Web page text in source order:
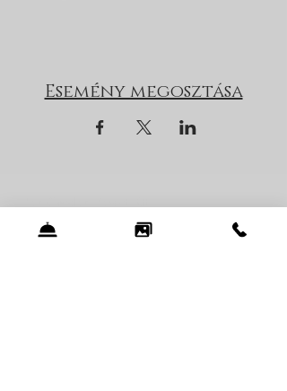
Esemény megosztása
8251 Zánka, Vérkúti út 120.